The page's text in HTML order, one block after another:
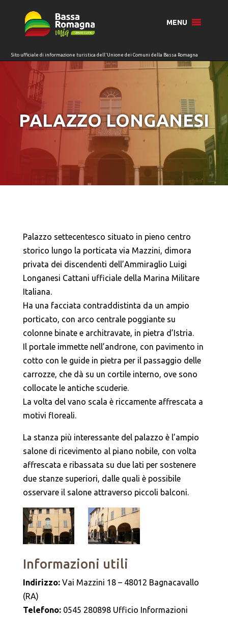
MENU
PALAZZO LONGANESI
Palazzo settecentesco situato in pieno centro
storico lungo la porticata via Mazzini, dimora
privata dei discendenti dell’Ammiraglio Luigi
Longanesi Cattani ufficiale della Marina Militare
Italiana.
Ha una facciata contraddistinta da un ampio
porticato, con arco centrale poggiante su
colonne binate e architravate, in pietra d’Istria.
Il portale immette nell’androne, con pavimento in
cotto con le guide in pietra per il passaggio delle
carrozze, che dà su un cortile interno, ove sono
collocate le antiche scuderie.
La volta del vano scala è riccamente affrescata a
motivi floreali.
La stanza più interessante del palazzo è l’ampio
salone di ricevimento al piano nobile, con volta
affrescata e ribassata su due lati per sostenere
due stanze superiori, dalle quali è possibile
osservare il salone attraverso piccoli balconi.
Informazioni utili
Indirizzo: Vai Mazzini 18 – 48012 Bagnacavallo
(RA)
Telefono: 0545 280898 Ufficio Informazioni